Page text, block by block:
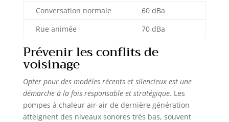
Conversation normale
60 dBa
Rue animée
70 dBa
Prévenir les conflits de
voisinage
Opter pour des modèles récents et silencieux est une
démarche à la fois responsable et stratégique. Les
pompes à chaleur air-air de dernière génération
atteignent des niveaux sonores très bas, souvent